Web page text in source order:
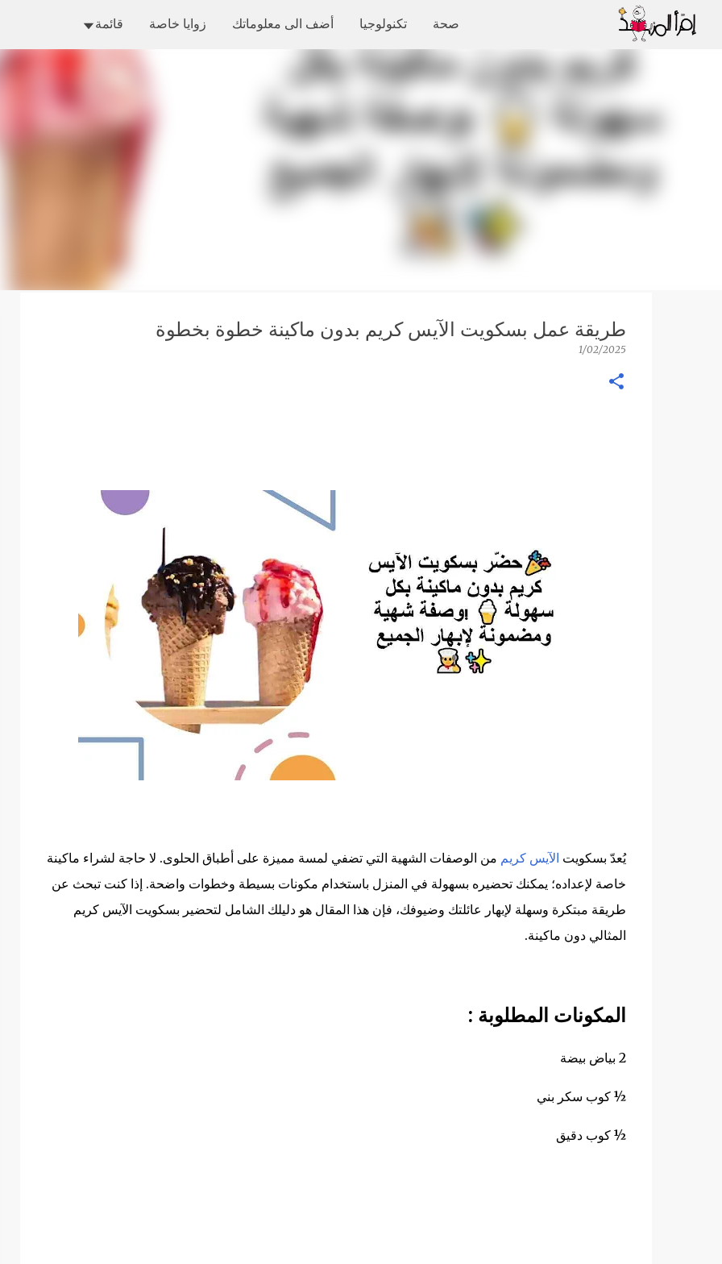
التخطي إلى المحتوى الرئيسي صحة تكنولوجيا أضف الى معلوماتك زوايا خاصة قائمة
طريقة عمل بسكويت الآيس كريم بدون ماكينة خطوة بخطوة
1/02/2025
يُعدّ بسكويت الآيس كريم من الوصفات الشهية التي تضفي لمسة مميزة على أطباق الحلوى. لا حاجة لشراء ماكينة
خاصة لإعداده؛ يمكنك تحضيره بسهولة في المنزل باستخدام مكونات بسيطة وخطوات واضحة. إذا كنت تبحث عن
طريقة مبتكرة وسهلة لإبهار عائلتك وضيوفك، فإن هذا المقال هو دليلك الشامل لتحضير بسكويت الآيس كريم
المثالي دون ماكينة.
المكونات المطلوبة :
2 بياض بيضة
½ كوب سكر بني
½ كوب دقيق